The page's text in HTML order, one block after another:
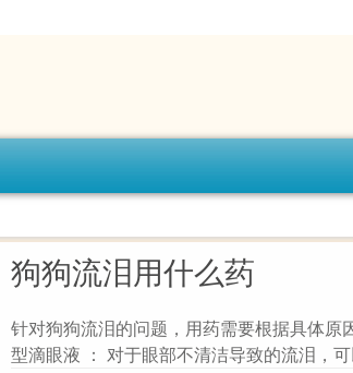
狗狗流泪用什么药
针对狗狗流泪的问题，用药需要根据具体
型滴眼液 ： 对于眼部不清洁导致的流泪，